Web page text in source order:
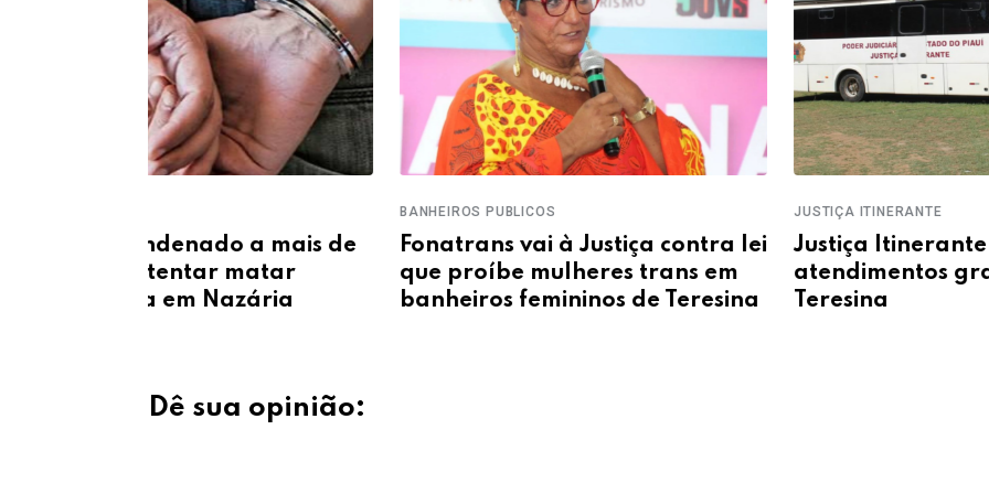
Fonatrans vai à Justiça contra lei
que proíbe mulheres trans em
banheiros femininos de Teresina
JUSTIÇA ITINERANTE
Justiça Itinerante oferece
atendimentos gratuitos em
Teresina
Dê sua opinião: